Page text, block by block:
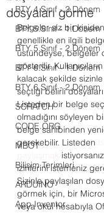
BTY 4.Sınıf - 2.Dönem
BTY 5.Sınıf - 1.Dönem
BTY 5.Sınıf - 2.Dönem
BTY 6.Sınıf - 1.Dönem
BTY 6.Sınıf - 2.Dönem
SCRATCH
CODE.ORG
MBOT
Bilişim Terimleri
ARDUINO
App Inventor
dosyaları görme
Belgeler siz bir
genellikle en ilgili
üstündeyse, belgeler
gösterilir.
kalacak şekilde
seçtiği belirli
Listeden bir belge
olmadığını söyleyen
belge sahibinden
gerekebilir. Listeden
izinlerini istemeniz
Sizinle paylaşılan
görmek için, bir
veya okul hesabıyla